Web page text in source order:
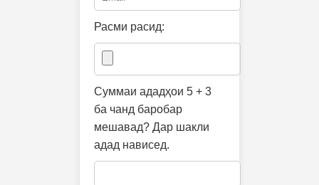
Расми расид:
Суммаи ададҳои 5 + 3
ба чанд баробар
мешавад? Дар шакли
адад нависед.